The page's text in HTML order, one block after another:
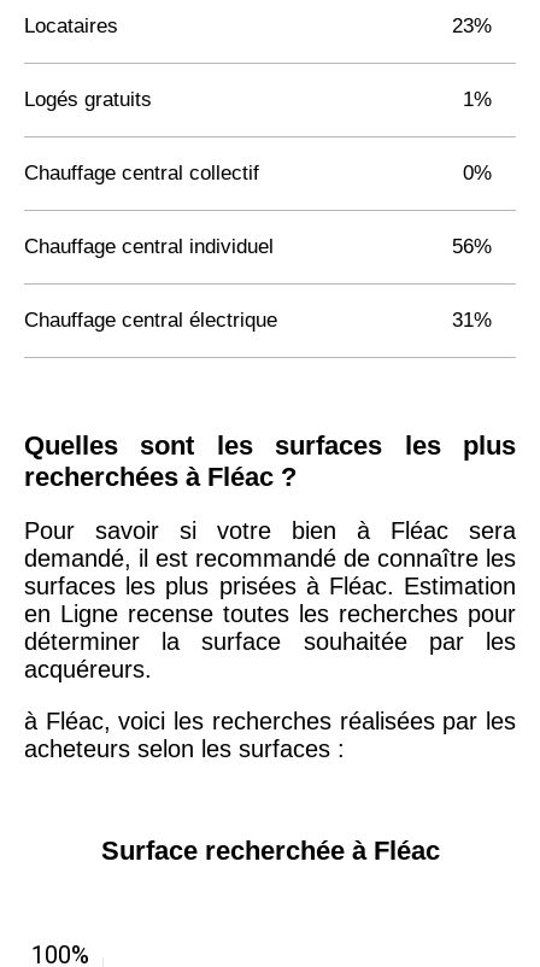
Locataires 23%
Logés gratuits 1%
Chauffage central collectif 0%
Chauffage central individuel 56%
Chauffage central électrique 31%
Quelles sont les surfaces les plus
recherchées à Fléac ?
Pour savoir si votre bien à Fléac sera
demandé, il est recommandé de connaître les
surfaces les plus prisées à Fléac. Estimation
en Ligne recense toutes les recherches pour
déterminer la surface souhaitée par les
acquéreurs.
à Fléac, voici les recherches réalisées par les
acheteurs selon les surfaces :
Surface recherchée à Fléac